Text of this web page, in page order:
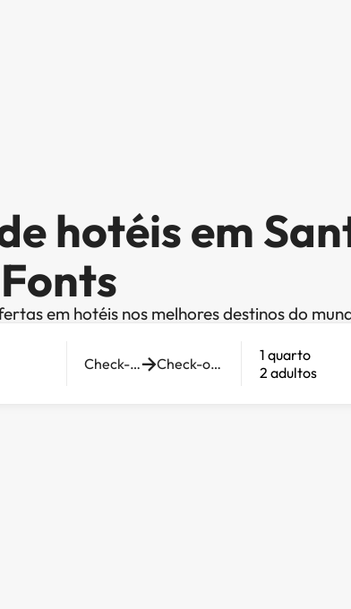
hotéis em
em hotéis nos melhores destinos do
Check-in Check-out
1 quarto
2 adultos